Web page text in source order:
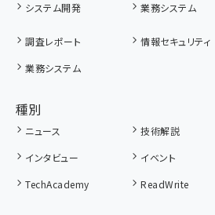
システム開発 業務システム
調査レポート
情報セキュリティ
業務システム
種別
ニュース 技術解説
インタビュー
イベント
TechAcademy
ReadWrite